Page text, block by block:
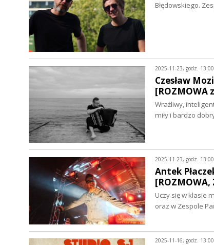
Błędowskiego.
2025-11-23, godz. 13:00
Czesław
[ROZMOWA
Wrażliwy,
miły i bardzo
2025-11-23, godz. 13:00
Antek
[ROZMOWA,
Uczy się w klasie
oraz w Zespole
2025-11-16, godz. 13:00